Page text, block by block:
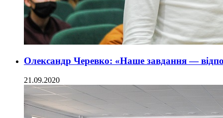
Олександр Черевко: «Наше завдання —
21.09.2020